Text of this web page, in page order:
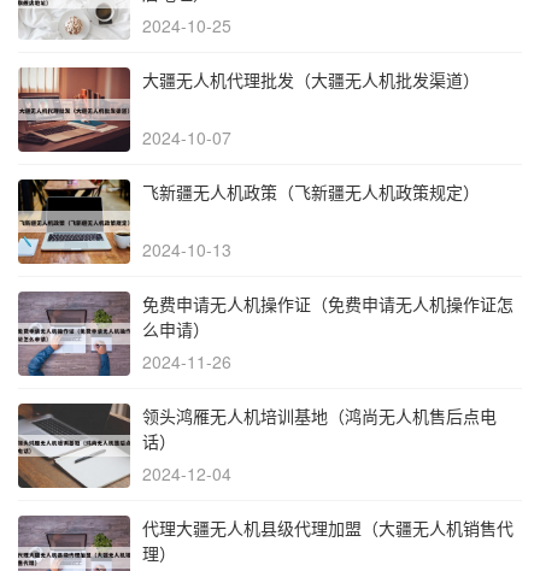
2024-10-25
大疆无人机代理批发（大疆无人机批发渠道）
2024-10-07
飞新疆无人机政策（飞新疆无人机政策规定）
2024-10-13
免费申请无人机操作证（免费申请无人机操作证怎
么申请）
2024-11-26
领头鸿雁无人机培训基地（鸿尚无人机售后点电
话）
2024-12-04
代理大疆无人机县级代理加盟（大疆无人机销售代
理）